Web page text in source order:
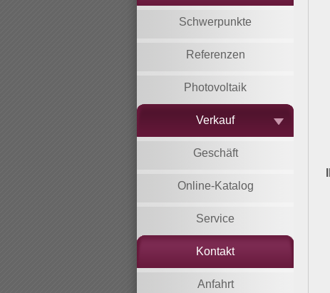
Schwerpunkte
Referenzen
Photovoltaik
Verkauf
Geschäft
Online-Katalog
Service
Kontakt
Anfahrt